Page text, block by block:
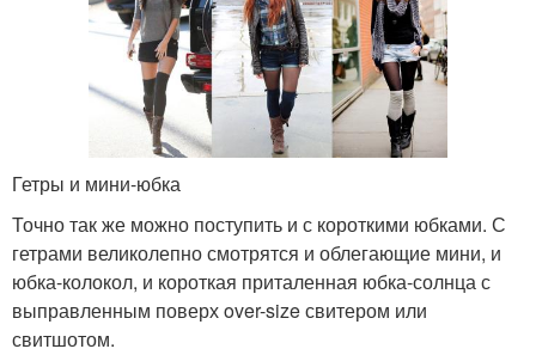
Гетры и мини-юбка
Точно так же можно поступить и с короткими юбками. С
гетрами великолепно смотрятся и облегающие мини, и
юбка-колокол, и короткая приталенная юбка-солнца с
выправленным поверх over-size свитером или
свитшотом.